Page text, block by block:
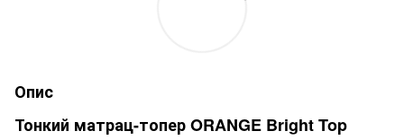
Опис
Тонкий матрац-топер ORANGE Bright Top